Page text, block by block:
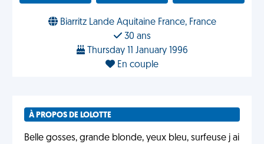
Biarritz Lande Aquitaine France, France
30 ans
Thursday 11 January 1996
En couple
À PROPOS DE LOLOTTE
Belle gosses, grande blonde, yeux bleu, surfeuse j ai